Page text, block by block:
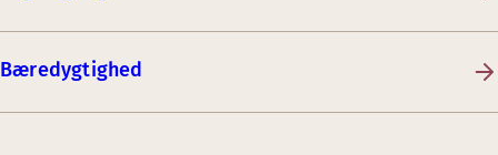
Bæredygtighed